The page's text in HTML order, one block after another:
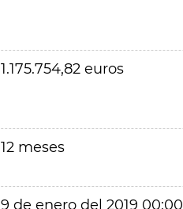
1.175.754,82 euros
12 meses
9 de enero del 2019 00:00